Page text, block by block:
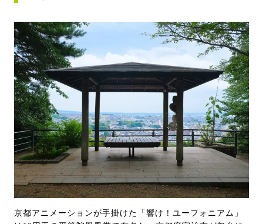
京都アニメーションが手掛けた「響け！ユーフォニアム」